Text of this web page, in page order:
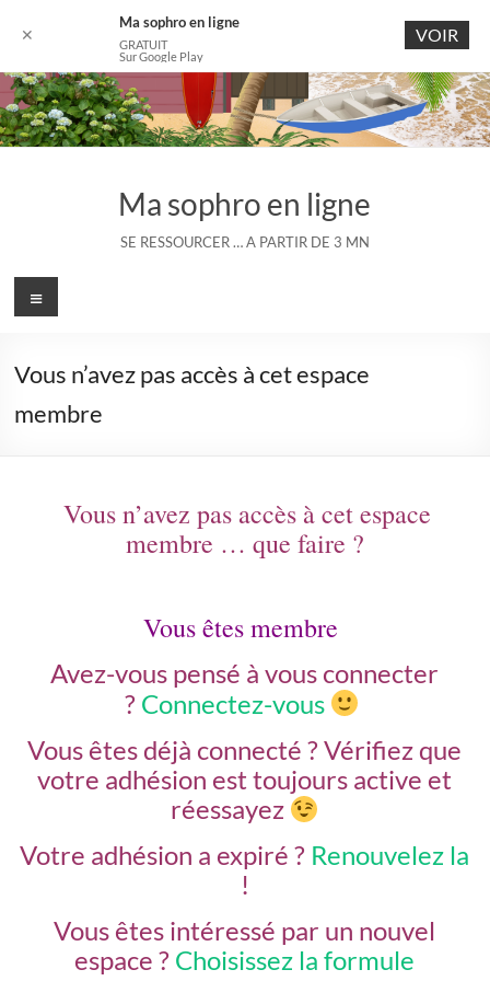
Aller
au
contenu
Ma sophro en ligne
SE RESSOURCER … A PARTIR DE 3 MN
Menu
Vous n’avez pas accès à cet espace
membre
Vous n’avez pas accès à cet espace
membre … que faire ?
Vous êtes membre
Avez-vous pensé à vous connecter
? Connectez-vous
Vous êtes déjà connecté ?Vérifiez que
votre adhésion est toujours active et
réessayez
Votre adhésion a expiré ? Renouvelez la
!
Vous êtes intéressé par un nouvel
espace ? Choisissez la formule
✕
Ma sophro en ligne
GRATUIT
Sur Google Play
VOIR